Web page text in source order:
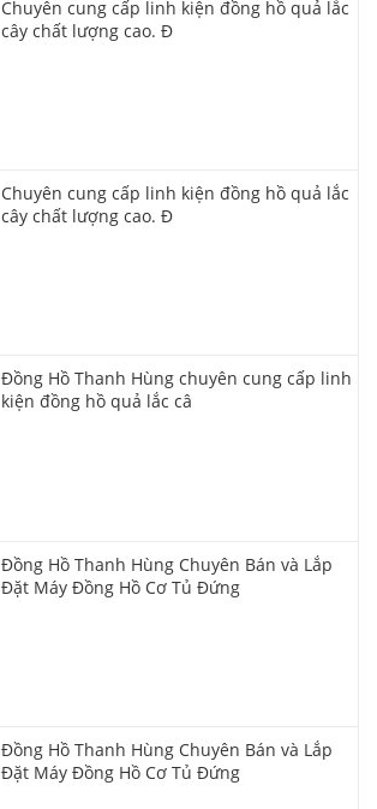
Chuyên cung cấp linh kiện đồng hồ quả lắc
cây chất lượng cao. Đ
Chuyên cung cấp linh kiện đồng hồ quả lắc
cây chất lượng cao. Đ
Đồng Hồ Thanh Hùng chuyên cung cấp linh
kiện đồng hồ quả lắc câ
Đồng Hồ Thanh Hùng Chuyên Bán và Lắp
Đặt Máy Đồng Hồ Cơ Tủ Đứng
Đồng Hồ Thanh Hùng Chuyên Bán và Lắp
Đặt Máy Đồng Hồ Cơ Tủ Đứng